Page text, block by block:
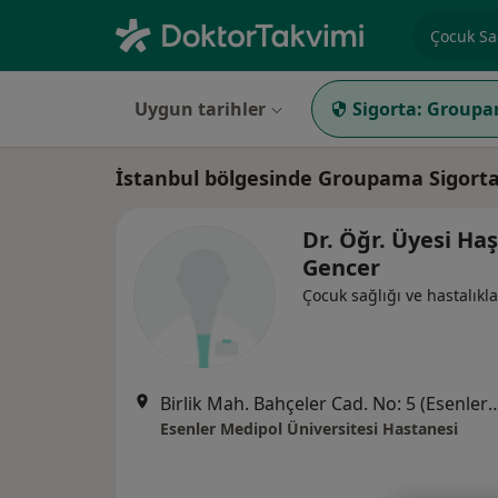
Uygun tarihler Sigorta:
İstanbul bölgesinde Groupama
Dr. Öğr. Üyesi
Gencer
Çocuk sağlığı ve
Birlik Mah. Bahçeler Cad. No:
Esenler Medipol Üniversitesi Hastanesi